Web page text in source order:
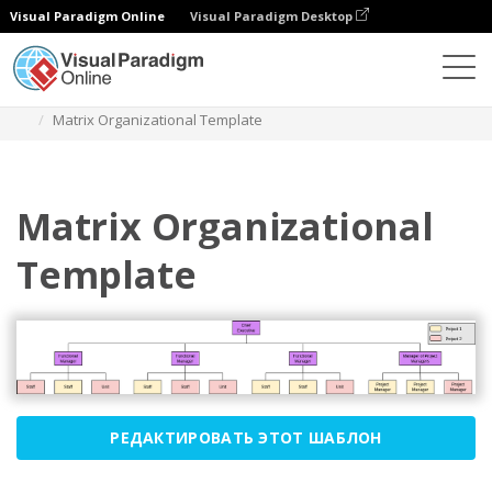
Visual Paradigm Online Visual Paradigm Desktop
Matrix Organizational Template
Matrix Organizational
Template
РЕДАКТИРОВАТЬ ЭТОТ ШАБЛОН